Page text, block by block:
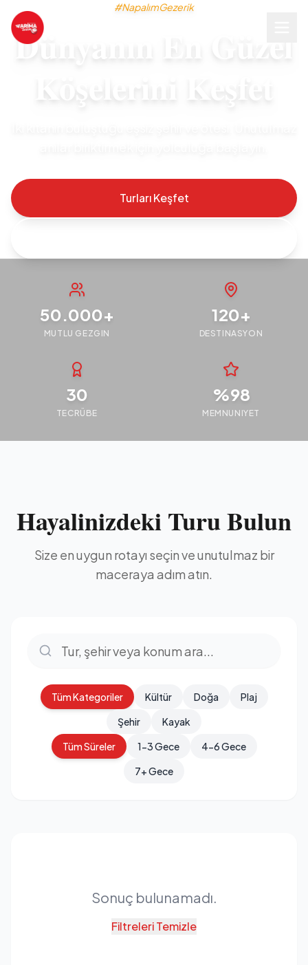
#NapalımGezerik
Dünyanın En Güzel
Köşelerini Keşfet
Turları Keşfet
50.000+
MUTLU GEZGIN
120+
DESTINASYON
30
TECRÜBE
%98
MEMNUNIYET
Hayalinizdeki Turu Bulun
Size en uygun rotayı seçin ve unutulmaz bir
maceraya adım atın.
Tüm Kategoriler Kültür Doğa
Plaj
Şehir
Kayak
Tüm Süreler
1-3 Gece
4-6 Gece
7+ Gece
Sonuç bulunamadı.
Filtreleri Temizle